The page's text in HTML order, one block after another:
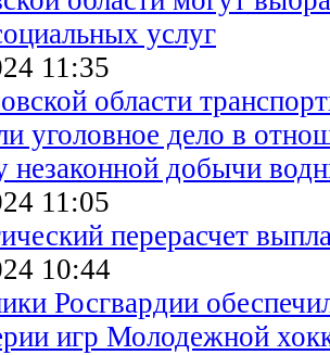
услуг
11:35
области
уголовное дело в
незаконной добычи
11:05
перерасчет
10:44
Росгвардии
игр Молодежной